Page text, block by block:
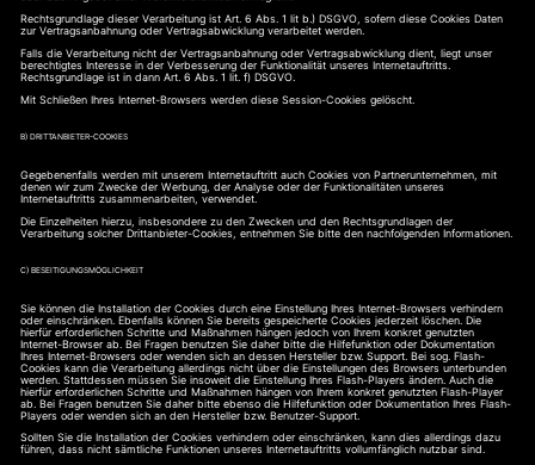
Rechtsgrundlage dieser Verarbeitung ist Art. 6 Abs. 1 lit b.) DSGVO, sofern diese Cookies Daten
zur Vertragsanbahnung oder Vertragsabwicklung verarbeitet werden.
Falls die Verarbeitung nicht der Vertragsanbahnung oder Vertragsabwicklung dient, liegt unser
berechtigtes Interesse in der Verbesserung der Funktionalität unseres Internetauftritts.
Rechtsgrundlage ist in dann Art. 6 Abs. 1 lit. f) DSGVO.
Mit Schließen Ihres Internet-Browsers werden diese Session-Cookies gelöscht.
B) DRITTANBIETER-COOKIES
Gegebenenfalls werden mit unserem Internetauftritt auch Cookies von Partnerunternehmen, mit
denen wir zum Zwecke der Werbung, der Analyse oder der Funktionalitäten unseres
Internetauftritts zusammenarbeiten, verwendet.
Die Einzelheiten hierzu, insbesondere zu den Zwecken und den Rechtsgrundlagen der
Verarbeitung solcher Drittanbieter-Cookies, entnehmen Sie bitte den nachfolgenden Informationen.
C) BESEITIGUNGSMÖGLICHKEIT
Sie können die Installation der Cookies durch eine Einstellung Ihres Internet-Browsers verhindern
oder einschränken. Ebenfalls können Sie bereits gespeicherte Cookies jederzeit löschen. Die
hierfür erforderlichen Schritte und Maßnahmen hängen jedoch von Ihrem konkret genutzten
Internet-Browser ab. Bei Fragen benutzen Sie daher bitte die Hilfefunktion oder Dokumentation
Ihres Internet-Browsers oder wenden sich an dessen Hersteller bzw. Support. Bei sog. Flash-
Cookies kann die Verarbeitung allerdings nicht über die Einstellungen des Browsers unterbunden
werden. Stattdessen müssen Sie insoweit die Einstellung Ihres Flash-Players ändern. Auch die
hierfür erforderlichen Schritte und Maßnahmen hängen von Ihrem konkret genutzten Flash-Player
ab. Bei Fragen benutzen Sie daher bitte ebenso die Hilfefunktion oder Dokumentation Ihres Flash-
Players oder wenden sich an den Hersteller bzw. Benutzer-Support.
Sollten Sie die Installation der Cookies verhindern oder einschränken, kann dies allerdings dazu
führen, dass nicht sämtliche Funktionen unseres Internetauftritts vollumfänglich nutzbar sind.